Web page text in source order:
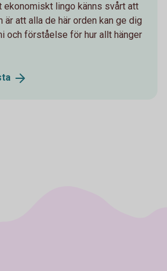
ekonomiskt lingo känns svårt att
att alla de här orden kan ge dig
och förståelse för hur allt hänger